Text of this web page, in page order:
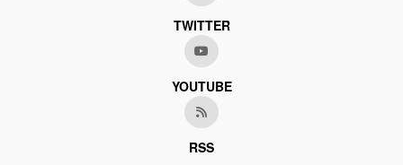
TWITTER
YOUTUBE
RSS